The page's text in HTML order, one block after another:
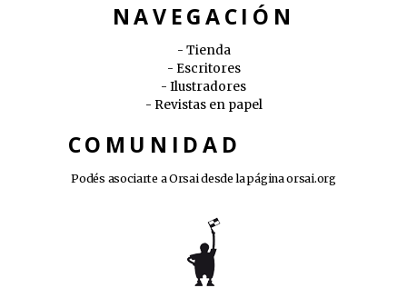
NAVEGACIÓN
Tienda
Escritores
Ilustradores
Revistas en papel
COMUNIDAD
Podés asociarte a Orsai desde la páginaorsai.org